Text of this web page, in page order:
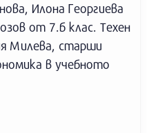
Илона Георгиева
от 7.б клас. Техен
Милева, старши
в учебното